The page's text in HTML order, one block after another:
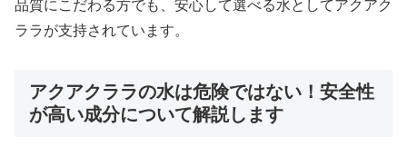
品質にこだわる方でも、安心して選べる水としてアクアク
ララが支持されています。
アクアクララの水は危険ではない！安全性
が高い成分について解説します